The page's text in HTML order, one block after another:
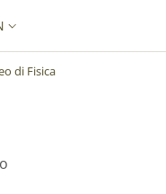
SWITCHER:
di Fisica